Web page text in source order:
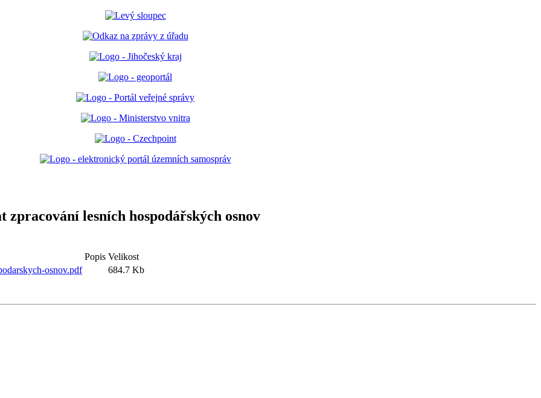
zpracování lesních hospodářských osnov
Popis Velikost
osnov.pdf
684.7 Kb